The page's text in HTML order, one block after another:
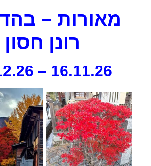
מאורות –
רונן חסון
16.11.26 – 01.12.26